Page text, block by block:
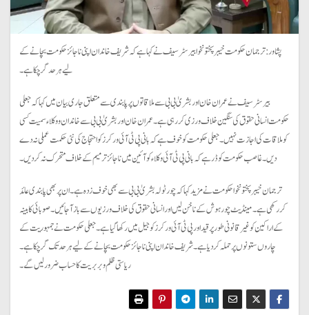
پشاور: ترجمان حکومت خیبرپختونخوا بیرسٹر سیف نے کہا ہے کہ شریف خاندان اپنی ناجائز حکومت بچانے کے
لیے ہر حد گر چکا ہے۔
بیرسٹرسیف نے عمران خان اور بشریٰ بی بی سے ملاقاتوں پر پابندی سے متعلق جاری بیان میں کہا کہ جعلی
حکومت انسانی حقوق کی سنگین خلاف ورزی کر رہی ہے۔عمران خان اور بشریٰ بی بی سے خاندان و وکلاء سمیت کسی
کو ملاقات کی اجازت نہیں۔ جعلی حکومت کو خوف ہے کہ بانی پی ٹی آئی ورکرز کو احتجاج کی نئی حکمت عملی نہ دے
دیں۔ غاصب حکومت کو ڈر ہے کہ بانی پی ٹی آئی وکلاء کو آئین میں ناجائز ترمیم کے خلاف متحرک نہ کر دیں۔
ترجمان خیبرپختونخوا حکومت نے مزید کہا کہ چور ٹولہ بشریٰ بی بی سے بھی خوف زدہ ہے۔ ان پر بھی پابندی عائد
کررکھی ہے۔ مینڈیٹ چور ہوش کے ناخن لیں اور انسانی حقوق کی خلاف ورزیوں سے باز آ جائیں۔ صوبائی کابینہ
کے اراکین کو غیرقانونی طور پر قید اور پی ٹی آئی ورکرز کو جیل میں رکھا گیا ہے۔ جعلی حکومت نے جمہوریت کے
چاروں ستونوں پر حملہ کردیا ہے۔ شریف خاندان اپنی ناجائز حکومت بچانے کے لیے ہر حد تک گرچکا ہے۔
ریاستی ظلم و بربریت کا حساب ضرور لیں گے۔